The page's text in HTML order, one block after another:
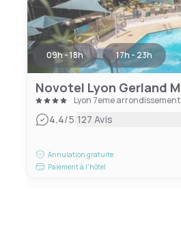
09h - 18h 17h - 23h
Lyon 7eme arrondissement
4.4/5|127 Avis
Annulation gratuite
Paiement à l'hôtel